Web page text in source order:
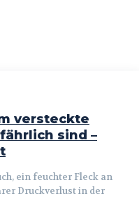
versteckte
sind –
ein feuchter Fleck an
Druckverlust in der